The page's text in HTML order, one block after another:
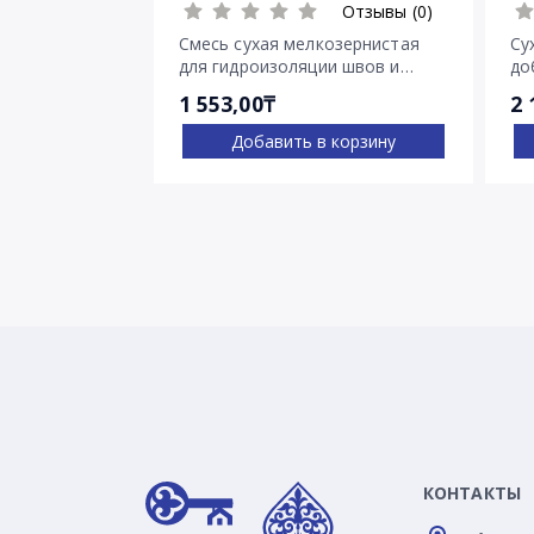
Отзывы (0)
Смесь сухая мелкозернистая
для гидроизоляции швов и
1 553,00₸
Добавить в корзину
2
КОНТАКТЫ